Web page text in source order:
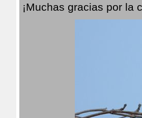
¡Muchas gracias por la